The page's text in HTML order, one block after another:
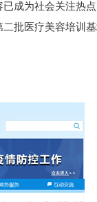
成为社会关注热
批医疗美容培训